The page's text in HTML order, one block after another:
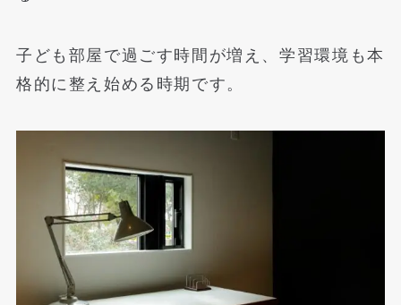
子ども部屋で過ごす時間が増え、学習環境も本
格的に整え始める時期です。